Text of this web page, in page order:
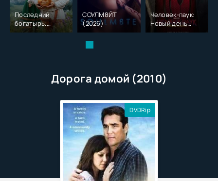
Последний
богатырь.
Колобок (2026)
СОУЛМ8ЙТ
(2026)
Человек-паук:
Новый день
(2026)
Дорога домой (2010)
DVDRip